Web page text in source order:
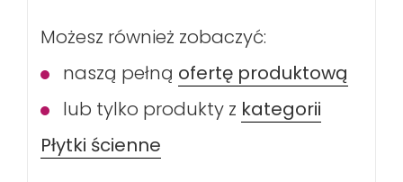
Możesz również zobaczyć:
naszą pełną ofertę produktową
lub tylko produkty z kategorii
Płytki ścienne